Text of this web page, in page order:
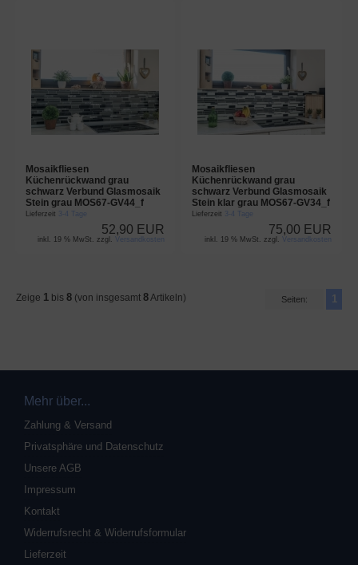
Mosaikfliesen
Küchenrückwand grau
schwarz Verbund Glasmosaik
Stein grau MOS67-GV44_f
Lieferzeit 3-4 Tage
52,90 EUR
inkl. 19 % MwSt. zzgl.Versandkosten
Mosaikfliesen
Küchenrückwand grau
schwarz Verbund Glasmosaik
Stein klar grau MOS67-GV34_f
Lieferzeit 3-4 Tage
75,00 EUR
inkl. 19 % MwSt. zzgl. Versandkosten
Zeige 1 bis 8 (von insgesamt 8Artikeln) Seiten: 1
Mehr über...
Zahlung & Versand
Privatsphäre und Datenschutz
Unsere AGB
Impressum
Kontakt
Widerrufsrecht & Widerrufsformular
Lieferzeit